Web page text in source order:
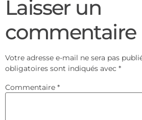
Laisser un
commentaire
Votre adresse e-mail ne sera pas
obligatoires sont indiqués avec *
Commentaire *